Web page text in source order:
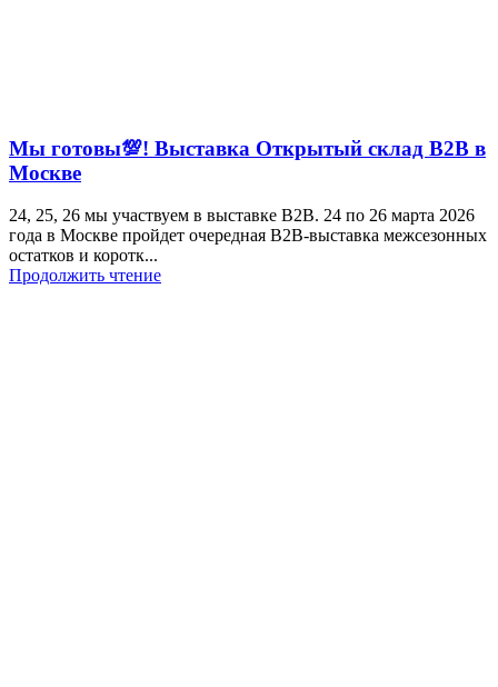
Мы готовы💯! Выставка Открытый склад В2В в
Москве
24, 25, 26 мы участвуем в выставке B2B. 24 по 26 марта 2026
года в Москве пройдет очередная B2B-выставка межсезонных
остатков и коротк...
Продолжить чтение